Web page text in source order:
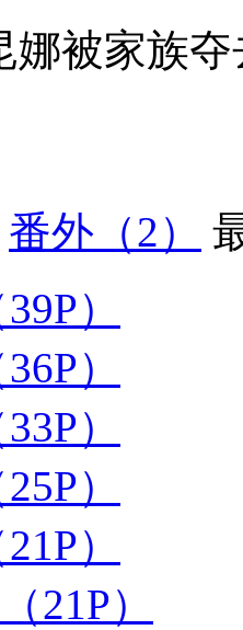
娜被家族夺
番外 （2）
39P）
36P）
33P）
25P）
21P）
（21P）